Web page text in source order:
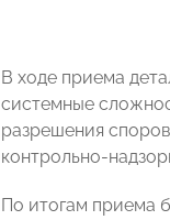
В ходе приема
системные
разрешения
контрольно-
По итогам приема